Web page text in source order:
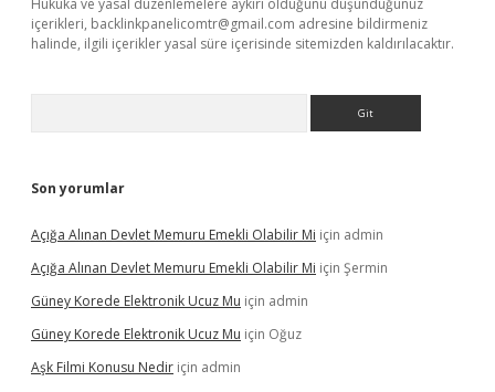
Hukuka ve yasal düzenlemelere aykırı olduğunu düşündüğünüz
içerikleri, backlinkpanelicomtr@gmail.com adresine bildirmeniz
halinde, ilgili içerikler yasal süre içerisinde sitemizden kaldırılacaktır.
Son yorumlar
Açığa Alınan Devlet Memuru Emekli Olabilir Mi için admin
Açığa Alınan Devlet Memuru Emekli Olabilir Mi için Şermin
Güney Korede Elektronik Ucuz Mu için admin
Güney Korede Elektronik Ucuz Mu için Oğuz
Aşk Filmi Konusu Nedir için admin